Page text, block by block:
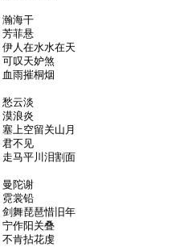
瀚海干
芳菲悬
伊人在水水在天
可叹天妒煞
血雨摧桐烟
愁云淡
漠浪炎
塞上空留关山月
君不见
走马平川泪割面
曼陀谢
霓裳铅
剑舞琵琶惜旧年
宁作阳关叠
不肯拈花虔